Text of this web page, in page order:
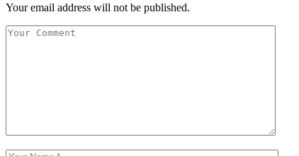
Your email address will not be published.